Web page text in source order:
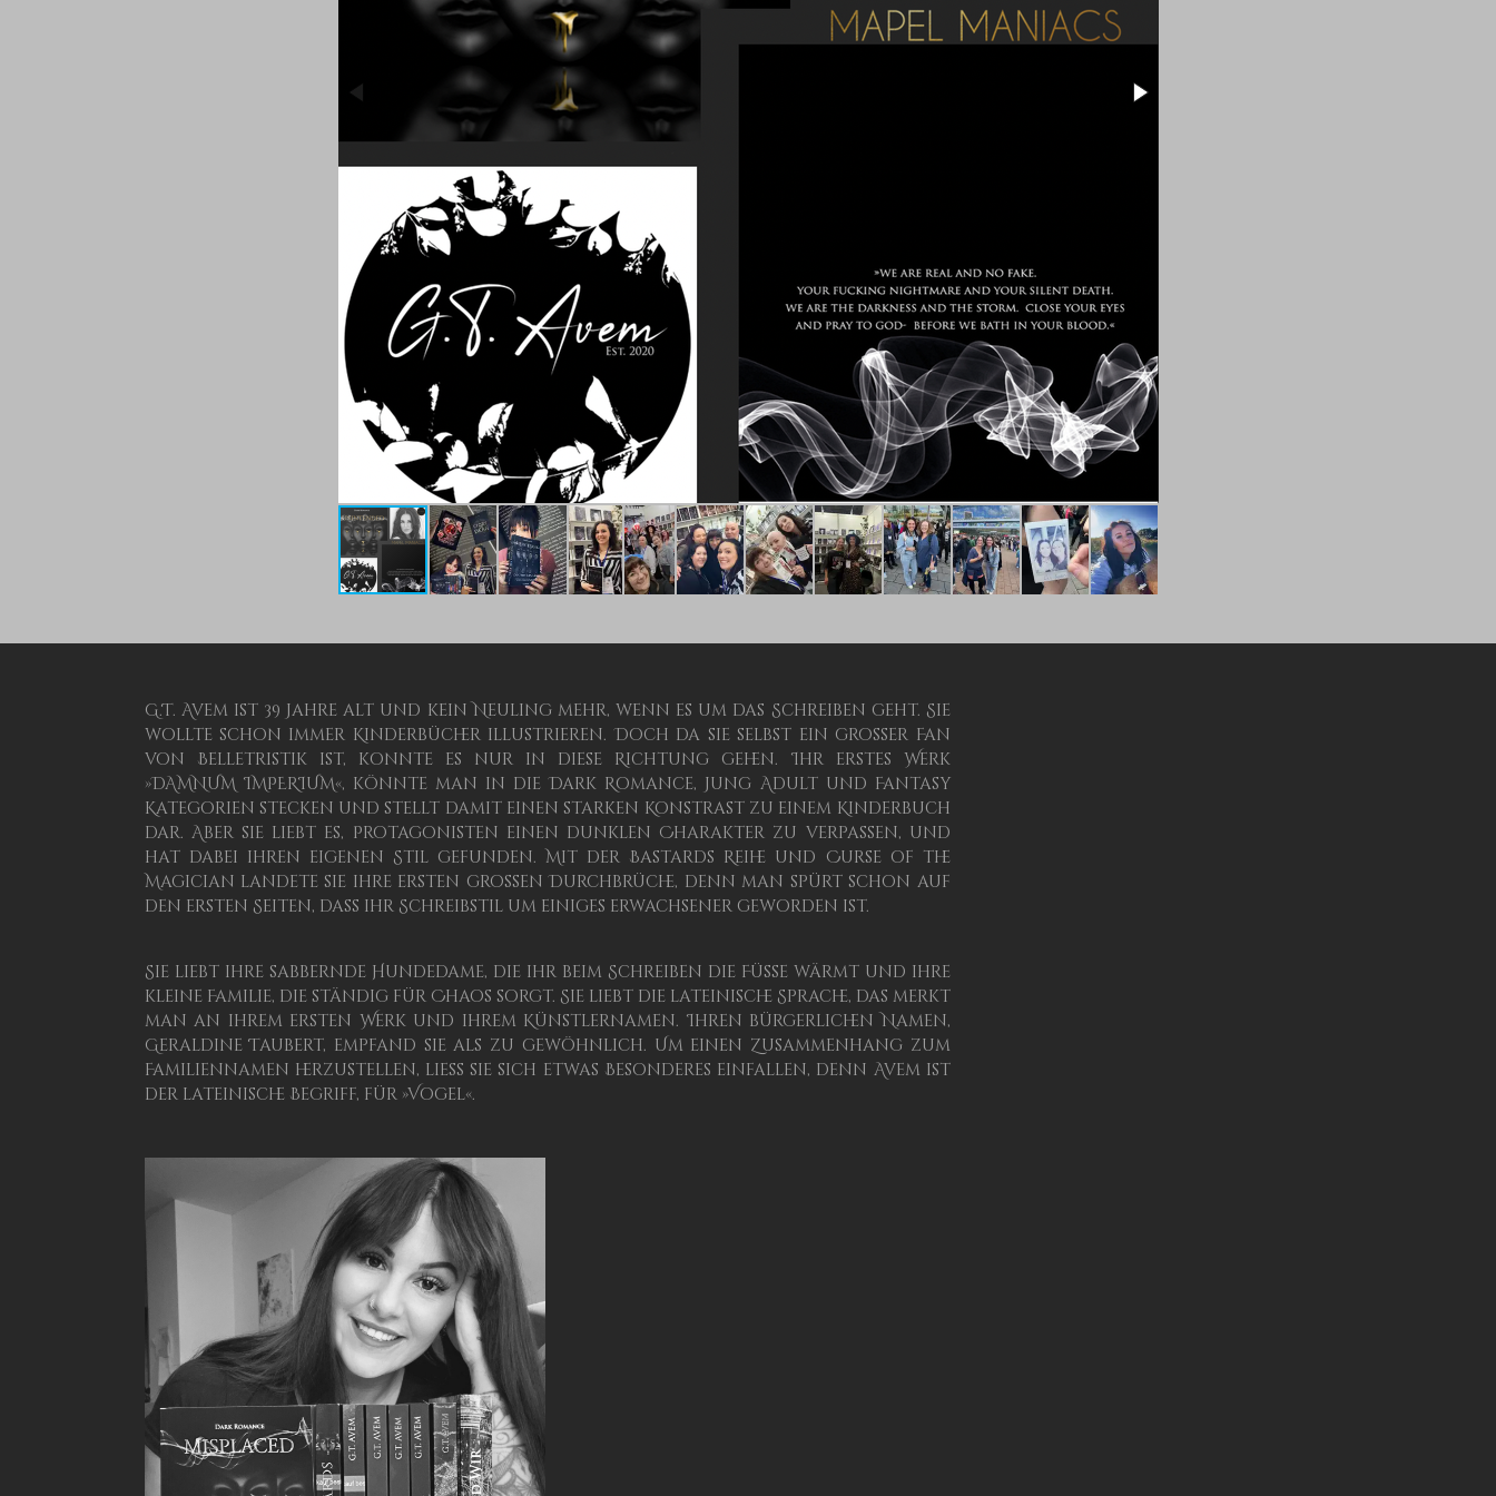
G.T. Avem ist 39 Jahre alt und kein Neuling mehr, wenn es um das Schreiben geht. Sie
wollte schon immer Kinderbücher illustrieren. Doch da sie selbst ein großer Fan
von Belletristik ist, konnte es nur in diese Richtung gehen. Ihr erstes Werk
»DAMNUM IMPERIUM«, könnte man in die Dark Romance, Jung Adult und Fantasy
Kategorien stecken und stellt damit einen starken Konstrast zu einem Kinderbuch
dar. Aber sie liebt es, Protagonisten einen dunklen Charakter zu verpassen, und
hat dabei ihren eigenen Stil gefunden. Mit der Bastards Reihe und Curse of the
Magician landete sie ihre ersten großen Durchbrüche, denn man spürt schon auf
den ersten Seiten, dass ihr Schreibstil um einiges erwachsener geworden ist.
Sie liebt ihre sabbernde Hundedame, die ihr beim Schreiben die Füße wärmt und ihre
kleine Familie, die ständig für Chaos sorgt. Sie liebt die lateinische Sprache, das merkt
man an ihrem ersten Werk und ihrem Künstlernamen. Ihren bürgerlichen Namen,
Geraldine Taubert, empfand sie als zu gewöhnlich. Um einen Zusammenhang zum
Familiennamen herzustellen, ließ sie sich etwas Besonderes einfallen, denn Avem ist
der lateinische Begriff, für »Vogel«.